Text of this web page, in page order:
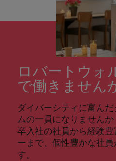
ロバートウォ
で働きません
ダイバーシティに富ん
ムの一員になりません
卒入社の社員から経験豊
ーまで、個性豊かな社員
す。